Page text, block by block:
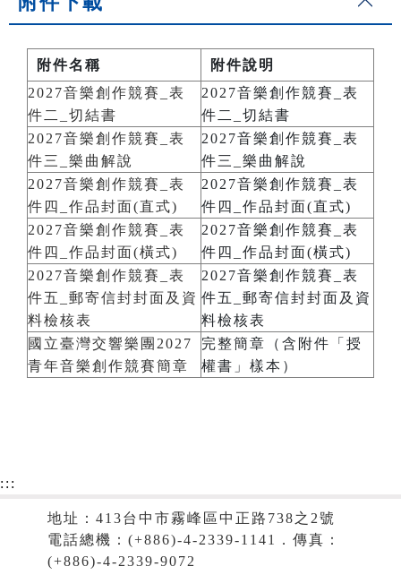
附件名稱
附件說明
2027音樂創作競賽_表
件二_切結書
2027音樂創作競賽_表
件二_切結書
2027音樂創作競賽_表
件三_樂曲解說
2027音樂創作競賽_表
件三_樂曲解說
2027音樂創作競賽_表
件四_作品封面(直式)
2027音樂創作競賽_表
件四_作品封面(直式)
2027音樂創作競賽_表
件四_作品封面(橫式)
2027音樂創作競賽_表
件四_作品封面(橫式)
2027音樂創作競賽_表
件五_郵寄信封封面及資
料檢核表
2027音樂創作競賽_表
件五_郵寄信封封面及資
料檢核表
國立臺灣交響樂團2027
青年音樂創作競賽簡章
完整簡章（含附件「授
權書」樣本）
:::
地址：413台中市霧峰區中正路738之2號
電話總機：(+886)-4-2339-1141．傳真：
(+886)-4-2339-9072